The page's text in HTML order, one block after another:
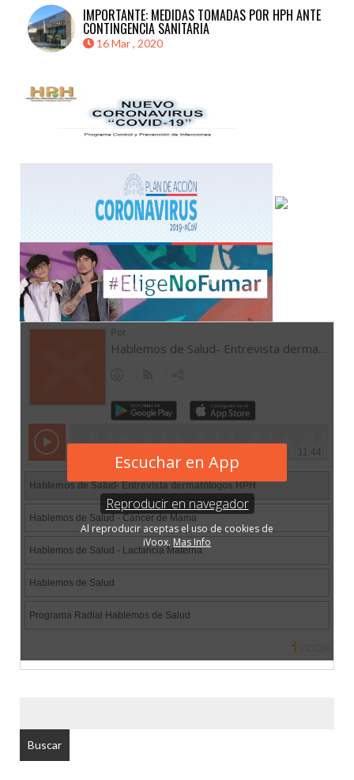
IMPORTANTE: MEDIDAS TOMADAS POR HPH ANTE
CONTINGENCIA SANITARIA
16 Mar , 2020